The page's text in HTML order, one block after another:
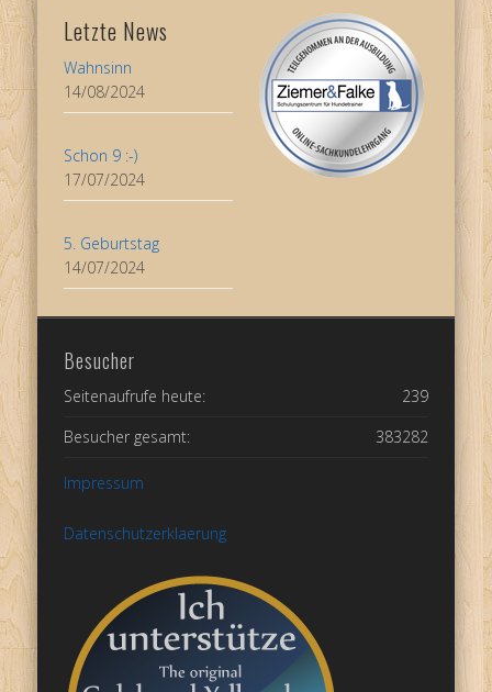
Letzte News
Wahnsinn
14/08/2024
Schon 9 :-)
17/07/2024
5. Geburtstag
14/07/2024
Besucher
239
Seitenaufrufe heute:
383282
Besucher gesamt:
Impressum
Datenschutzerklaerung